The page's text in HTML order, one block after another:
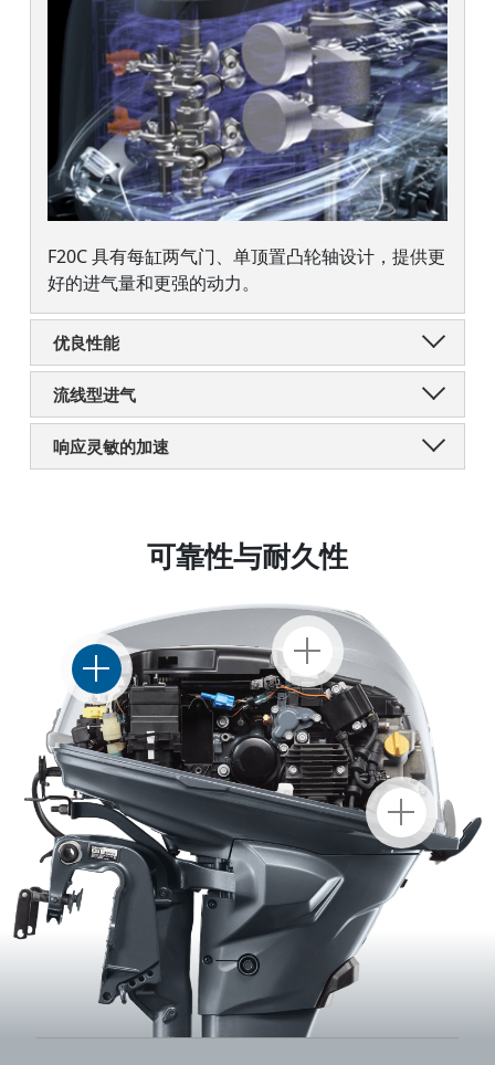
F20C 具有每缸两气门、单顶置凸轮轴设计，提供更
好的进气量和更强的动力。
优良性能
流线型进气
响应灵敏的加速
可靠性与耐久性